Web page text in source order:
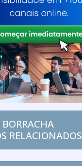
RELACIONADOS